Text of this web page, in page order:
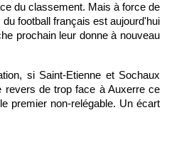
du classement. Mais à force de
football français est aujourd'hui
prochain leur donne à nouveau
si Saint-Etienne et Sochaux
revers de trop face à Auxerrece
premier non-relégable. Un écart